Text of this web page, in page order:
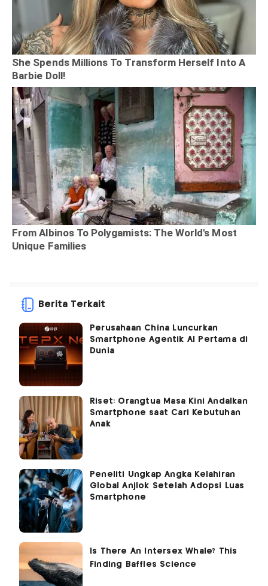
Berita Terkait
Perusahaan China Luncurkan
Smartphone Agentik AI Pertama di
Dunia
Riset: Orangtua Masa Kini Andalkan
Smartphone saat Cari Kebutuhan
Anak
Peneliti Ungkap Angka Kelahiran
Global Anjlok Setelah Adopsi Luas
Smartphone